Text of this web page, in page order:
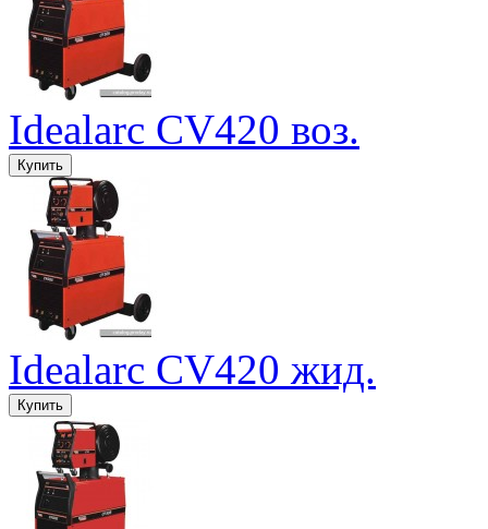
Idealarc CV420 воз.
Idealarc CV420 жид.